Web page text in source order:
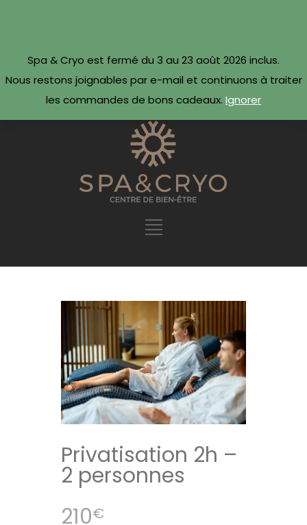
Réserver maintenant ·
Privatisation 2h –
2 personnes
210€
Spa & Cryo est fermé du 3 au 23 août 2026 inclus.
Nous restons joignables par e-mail et continuons à traiter
les commandes de bons cadeaux. Ignorer